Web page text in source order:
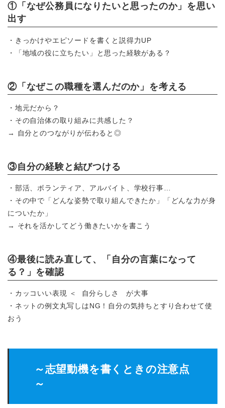
①「なぜ公務員になりたいと思ったのか」を思い
出す
・きっかけやエピソードを書くと説得力UP
・「地域の役に立ちたい」と思った経験がある？
②「なぜこの職種を選んだのか」を考える
・地元だから？
・その自治体の取り組みに共感した？
→ 自分とのつながりが伝わると◎
③自分の経験と結びつける
・部活、ボランティア、アルバイト、学校行事…
・その中で「どんな姿勢で取り組んできたか」「どんな力が身
についたか」
→ それを活かしてどう働きたいかを書こう
④最後に読み直して、「自分の言葉になって
る？」を確認
・カッコいい表現 ＜ 自分らしさ が大事
・ネットの例文丸写しはNG！自分の気持ちとすり合わせて使
おう
～志望動機を書くときの注意点
～